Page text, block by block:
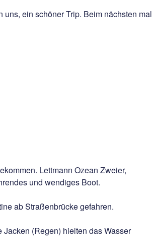
uns, ein schöner Trip. Beim nächsten mal
Lettmann Ozean Zweier,
und wendiges Boot.
ab Straßenbrücke gefahren.
(Regen) hielten das Wasser